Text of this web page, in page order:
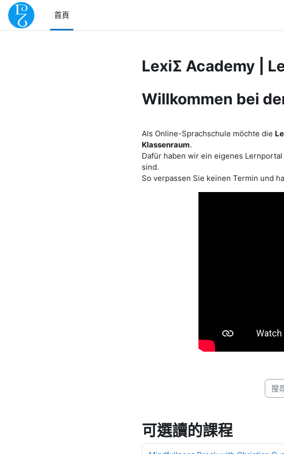
跳至主內容
首頁
LexiΣ Academy |
Willkommen bei
Als Online-Sprachschule möchte die
Klassenraum.
Dafür haben wir ein eigenes
sind.
So verpassen Sie keinen Termin und
搜尋
可選讀的課程